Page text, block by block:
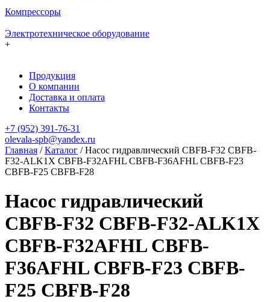
Компрессоры
Электротехническое оборудование
+
Продукция
О компании
Доставка и оплата
Контакты
+7 (952) 391-76-31
olevala-spb@yandex.ru
Главная /Каталог /Насос гидравлический CBFB-F32 CBFB-
F32-ALK1X CBFB-F32AFHL CBFB-F36AFHL CBFB-F23
CBFB-F25 CBFB-F28
Насос гидравлический
CBFB-F32 CBFB-F32-ALK1X
CBFB-F32AFHL CBFB-
F36AFHL CBFB-F23 CBFB-
F25 CBFB-F28